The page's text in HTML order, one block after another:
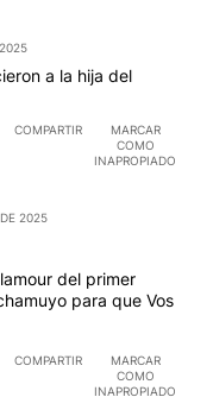
a la hija del
COMPARTIR
MARCAR
COMO
INAPROPIADO
2025
del primer
para que Vos
COMPARTIR
MARCAR
COMO
INAPROPIADO